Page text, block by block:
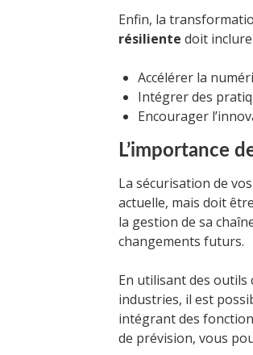
Enfin, la
résiliente doit
Accélérer la
Intégrer des
Encourager
L’importance
La sécurisation de
actuelle, mais doit
la gestion de sa
changements futurs.
En utilisant des outils
industries, il est
intégrant des
de prévision, vous